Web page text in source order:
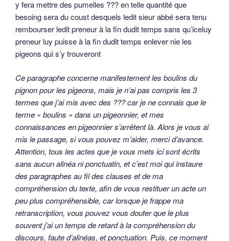
y fera mettre des pumelles ??? en telle quantité que
besoing sera du coust desquels ledit sieur abbé sera tenu
rembourser ledit preneur à la fin dudit temps sans qu’iceluy
preneur luy puisse à la fin dudit temps enlever nie les
pigeons qui s’y trouveront
Ce paragraphe concerne manifestement les boulins du
pignon pour les pigeons, mais je n’ai pas compris les 3
termes que j’ai mis avec des ??? car je ne connais que le
terme « boulins » dans un pigeonnier, et mes
connaissances en pigeonnier s’arrêtent là. Alors je vous ai
mis le passage, si vous pouvez m’aider, merci d’avance.
Attention, tous les actes que je vous mets ici sont écrits
sans aucun alinéa ni ponctuatin, et c’est moi qui instaure
des paragraphes au fil des clauses et de ma
compréhension du texte, afin de vous restituer un acte un
peu plus compréhensible, car lorsque je frappe ma
retranscription, vous pouvez vous douter que le plus
souvent j’ai un temps de retard à la compréhension du
discours, faute d’alinéas, et ponctuation. Puis, ce moment